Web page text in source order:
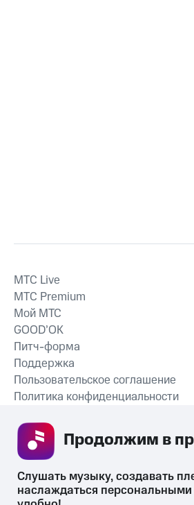
СКАЧАТЬ
MTС Live
MTС Premium
Мой МТС
GOOD’OK
Питч-форма
Поддержка
Пользовательское соглашение
Политика конфиденциальности
Слушать музыку, создавать
наслаждаться